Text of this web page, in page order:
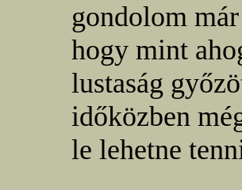
gondolom
hogy mint
lustaság
időközben
le lehetne